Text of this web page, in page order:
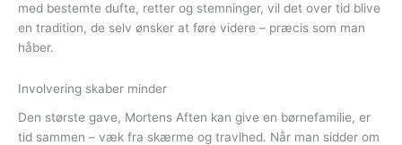
med bestemte dufte, retter og stemninger, vil det over tid blive
en tradition, de selv ønsker at føre videre – præcis som man
håber.
Involvering skaber minder
Den største gave, Mortens Aften kan give en børnefamilie, er
tid sammen – væk fra skærme og travlhed. Når man sidder om